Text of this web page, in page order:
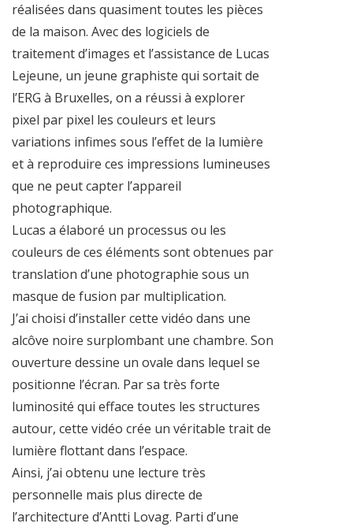
réalisées dans quasiment toutes les pièces
de la maison. Avec des logiciels de
traitement d’images et l’assistance de Lucas
Lejeune, un jeune graphiste qui sortait de
l’ERG à Bruxelles, on a réussi à explorer
pixel par pixel les couleurs et leurs
variations infimes sous l’effet de la lumière
et à reproduire ces impressions lumineuses
que ne peut capter l’appareil
photographique.
Lucas a élaboré un processus ou les
couleurs de ces éléments sont obtenues par
translation d’une photographie sous un
masque de fusion par multiplication.
J’ai choisi d’installer cette vidéo dans une
alcôve noire surplombant une chambre. Son
ouverture dessine un ovale dans lequel se
positionne l’écran. Par sa très forte
luminosité qui efface toutes les structures
autour, cette vidéo crée un véritable trait de
lumière flottant dans l’espace.
Ainsi, j’ai obtenu une lecture très
personnelle mais plus directe de
l’architecture d’Antti Lovag. Parti d’une